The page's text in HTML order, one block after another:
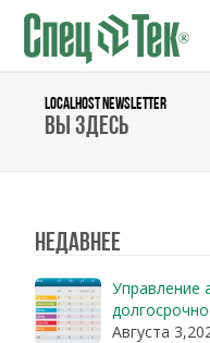
LOCALHOST NEWSLETTER
Вы здесь
Недавнее
Управление
Августа